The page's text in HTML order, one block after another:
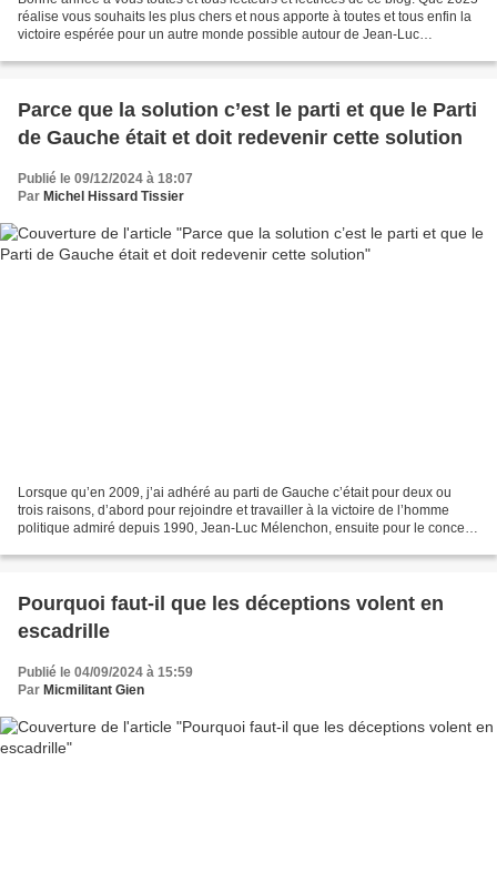
réalise vous souhaits les plus chers et nous apporte à toutes et tous enfin la
victoire espérée pour un autre monde possible autour de Jean-Luc
Parce que la solution c’est le parti et que le Parti
de Gauche était et doit redevenir cette solution
Publié le 09/12/2024 à 18:07
Par Michel Hissard Tissier
Lorsque qu’en 2009, j’ai adhéré au parti de Gauche c’était pour deux ou
trois raisons, d’abord pour rejoindre et travailler à la victoire de l’homme
politique admiré depuis 1990, Jean-Luc Mélenchon, ensuite pour le concept
Pourquoi faut-il que les déceptions volent en
escadrille
Publié le 04/09/2024 à 15:59
Par Micmilitant Gien